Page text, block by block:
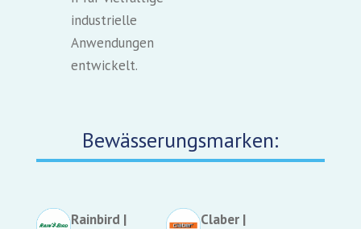
industrielle
Anwendungen
entwickelt.
Bewässerungsmarken:
Rainbird |
Claber |